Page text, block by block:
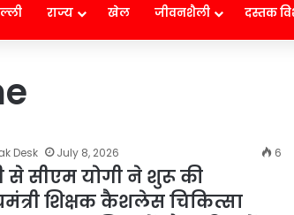
राज्य खेल जीवनशैली दस्तक
Desk July 8, 2026 6
से सीएम योगी ने शुरू की
शिक्षक कैशलेस चिकित्सा